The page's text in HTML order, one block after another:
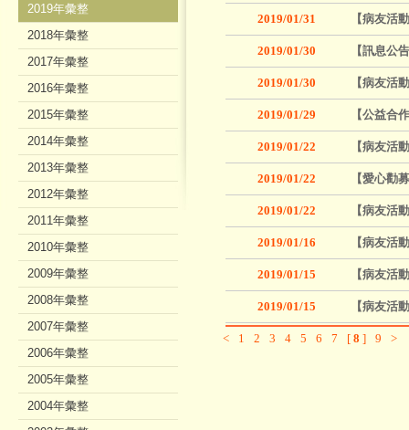
2019/01/31 【病友活
2019/01/30 【訊息公
2019/01/30 【病友活
2019/01/29 【公益合
2019/01/22 【病友活
2019/01/22 【愛心勸
2019/01/22 【病友活
2019/01/16 【病友活
2019/01/15 【病友活
2019/01/15 【病友活
< 1 2 3 4 5 6 7 [ 8 ] 9 >
2019年彙整
2018年彙整
2017年彙整
2016年彙整
2015年彙整
2014年彙整
2013年彙整
2012年彙整
2011年彙整
2010年彙整
2009年彙整
2008年彙整
2007年彙整
2006年彙整
2005年彙整
2004年彙整